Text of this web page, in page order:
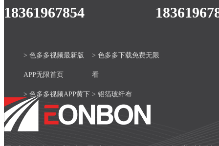
18361967854
> 色多多视频最新版
APP无限首页
> 色多多下载免费无限
看
> 色多多视频APP黄下
载安装官网
> 铝箔玻纤布
> 产品中心
> 色多多视频最新版